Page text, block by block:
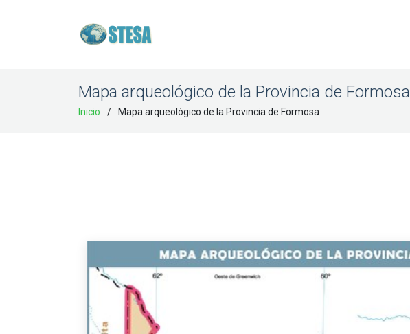
Mapa arqueológico de la Provincia de Formosa
Inicio Mapa arqueológico de la Provincia de Formosa